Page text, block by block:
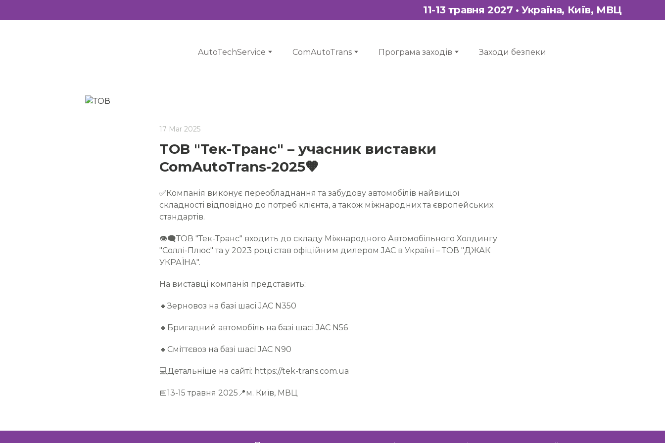
11-13 травня 2027 • Україна, Київ, МВЦ
AutoTechService ComAutoTrans Програма заходів Заходи безпеки
17 Mar 2025
ТОВ "Тек-Транс" – учасник виставки
ComAutoTrans-2025🧡
✅Компанія виконує переобладнання та забудову автомобілів найвищої
складності відповідно до потреб клієнта, а також міжнародних та європейських
стандартів.
👁‍🗨ТОВ "Тек-Транс" входить до складу Міжнародного Автомобільного Холдингу
"Соллі-Плюс" та у 2023 році став офіційним дилером JAC в Україні – ТОВ "ДЖАК
УКРАЇНА".
На виставці компанія представить:
🔸Зерновоз на базі шасі JAC N350
🔸Бригадний автомобіль на базі шасі JAC N56
🔸Сміттєвоз на базі шасі JAC N90
💻Детальніше на сайті: https://tek-trans.com.ua
📅13-15 травня 2025📍м. Київ, МВЦ